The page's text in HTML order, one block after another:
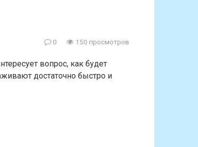
0 150 просмотров
вопрос, как будет
достаточно быстро и